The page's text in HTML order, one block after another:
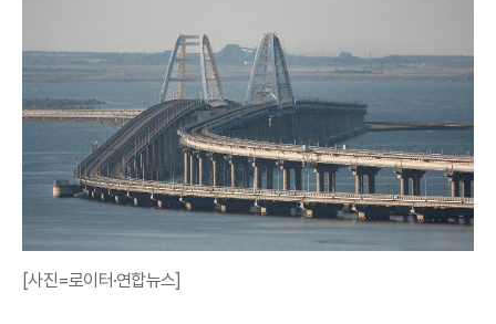
[사진=로이터·연합뉴스]